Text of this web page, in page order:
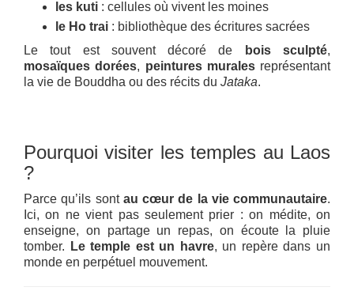
les kuti : cellules où vivent les moines
le Ho trai : bibliothèque des écritures sacrées
Le tout est souvent décoré de
bois sculpté,
mosaïques dorées, peintures muralesreprésentant
la vie de Bouddha ou des récits du Jataka.
Pourquoi visiter les temples au Laos
?
Parce qu’ils sont au cœur de la vie communautaire.
Ici, on ne vient pas seulement prier : on médite, on
enseigne, on partage un repas, on écoute la pluie
tomber.
Le temple est un havre, un repère dans un
monde en perpétuel mouvement.